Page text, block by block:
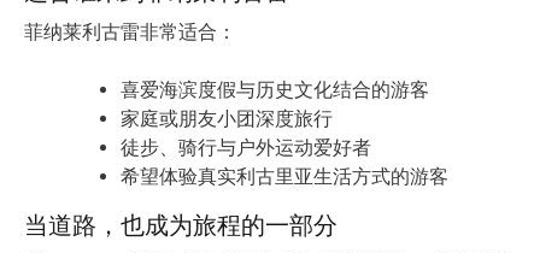
菲纳莱利古雷非常适合：
喜爱海滨度假与历史文化结合的游客
家庭或朋友小团深度旅行
徒步、骑行与户外运动爱好者
希望体验真实利古里亚生活方式的游客
当道路，也成为旅程的一部分